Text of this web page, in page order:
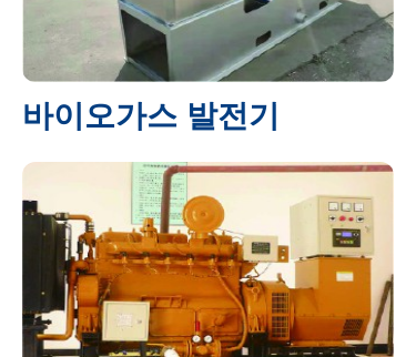
바이오가스 발전기